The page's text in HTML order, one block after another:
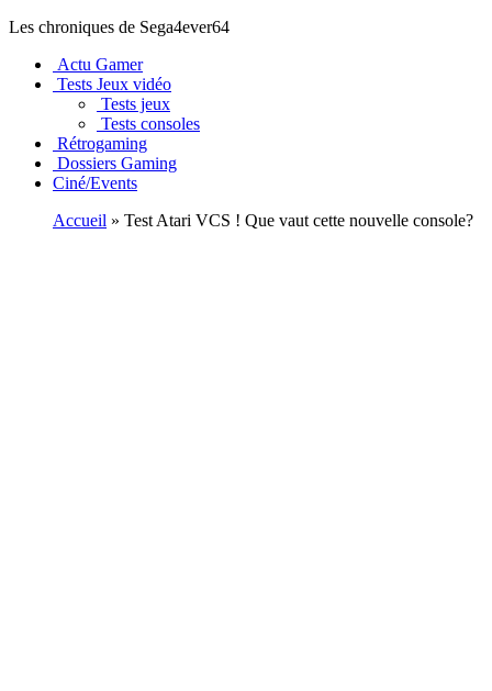
Les chroniques de Sega4ever64
Actu Gamer
Tests Jeux vidéo
Tests jeux
Tests consoles
Rétrogaming
Dossiers Gaming
Ciné/Events
Accueil » Test Atari VCS ! Que vaut cette nouvelle console?